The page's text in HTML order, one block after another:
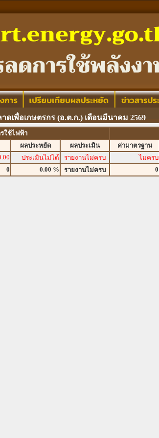
ดเพื่อเกษตรกร (อ.ต.ก.) เดือนมีนาคม 2569
ใช้ไฟฟ้า
ผลประหยัด ผลประเมิน ค่ามาตรฐาน
ประเมินไม่ได้ รายงานไม่ครบ ไม่ครบ
0 0.00 % รายงานไม่ครบ 0